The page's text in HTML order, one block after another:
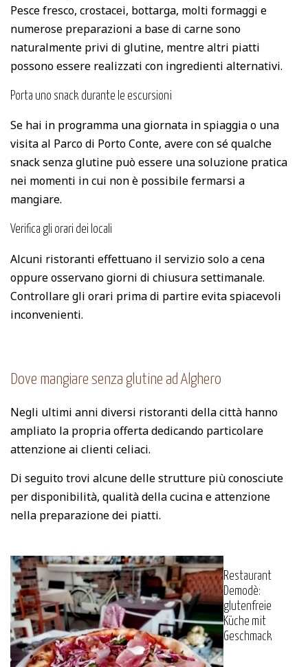
Pesce fresco, crostacei, bottarga, molti formaggi e
numerose preparazioni a base di carne sono
naturalmente privi di glutine, mentre altri piatti
possono essere realizzati con ingredienti alternativi.
Porta uno snack durante le escursioni
Se hai in programma una giornata in spiaggia o una
visita al Parco di Porto Conte, avere con sé qualche
snack senza glutine può essere una soluzione pratica
nei momenti in cui non è possibile fermarsi a
mangiare.
Verifica gli orari dei locali
Alcuni ristoranti effettuano il servizio solo a cena
oppure osservano giorni di chiusura settimanale.
Controllare gli orari prima di partire evita spiacevoli
inconvenienti.
Dove mangiare senza glutine ad Alghero
Negli ultimi anni diversi ristoranti della città hanno
ampliato la propria offerta dedicando particolare
attenzione ai clienti celiaci.
Di seguito trovi alcune delle strutture più conosciute
per disponibilità, qualità della cucina e attenzione
nella preparazione dei piatti.
Restaurant
Demodè:
glutenfreie
Küche mit
Geschmack